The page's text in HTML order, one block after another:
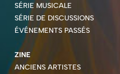
SÉRIE MUSICALE
SÉRIE DE DISCUSSIONS
ÉVÉNEMENTS PASSÉS
ZINE
ANCIENS ARTISTES